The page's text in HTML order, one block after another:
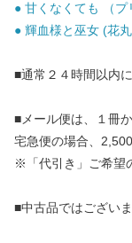
● 甘くなくても （
● 輝血様と巫女 (花
■通常２４時間以内
■メール便は、１冊
宅急便の場合、
※「代引き」ご希望
■中古品ではござい